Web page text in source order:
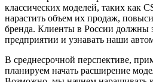
классических моделей, таких как
нарастить объем их продаж,
бренда. Клиенты в России должны
предприятии и узнавать наши
В среднесрочной перспективе,
планируем начать расширение